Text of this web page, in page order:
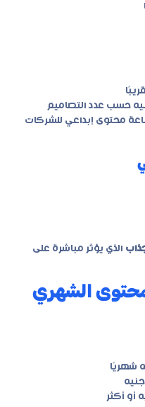
محتوى إبداعي للشركات
الذي يؤثر مباشرة على
الشهري